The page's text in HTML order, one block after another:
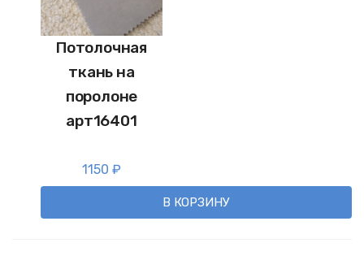
Потолочная
ткань на
поролоне
арт16401
1150 ₽
В КОРЗИНУ